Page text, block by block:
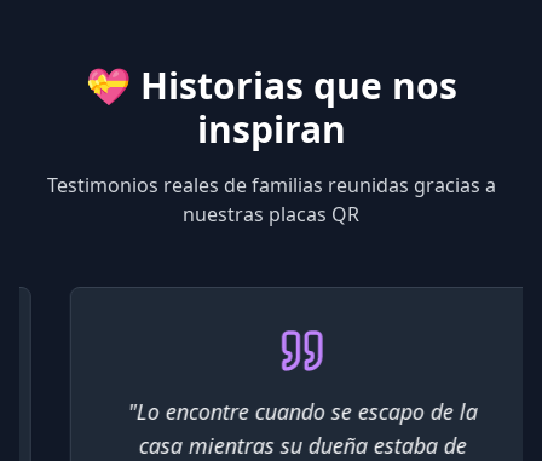
💝 Historias que nos
inspiran
Testimonios reales de familias reunidas gracias a
nuestras placas QR
Lo encontre cuando se escapo de la
casa mientras su dueña estaba de